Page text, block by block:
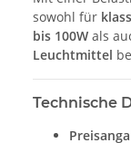
sowohl für
bis 100W als
Leuchtmittel
Technische